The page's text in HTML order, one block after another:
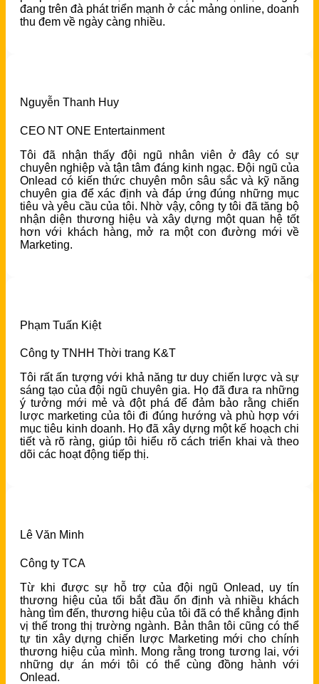
đang trên đà phát triển mạnh ở các mảng online, doanh
thu đem về ngày càng nhiều.
Nguyễn Thanh Huy
CEO NT ONE Entertainment
Tôi đã nhận thấy đội ngũ nhân viên ở đây có sự
chuyên nghiệp và tận tâm đáng kinh ngạc. Đội ngũ của
Onlead có kiến thức chuyên môn sâu sắc và kỹ năng
chuyên gia để xác định và đáp ứng đúng những mục
tiêu và yêu cầu của tôi. Nhờ vậy, công ty tôi đã tăng bộ
nhận diện thương hiệu và xây dựng một quan hệ tốt
hơn với khách hàng, mở ra một con đường mới về
Marketing.
Phạm Tuấn Kiệt
Công ty TNHH Thời trang K&T
Tôi rất ấn tượng với khả năng tư duy chiến lược và sự
sáng tạo của đội ngũ chuyên gia. Họ đã đưa ra những
ý tưởng mới mẻ và đột phá để đảm bảo rằng chiến
lược marketing của tôi đi đúng hướng và phù hợp với
mục tiêu kinh doanh. Họ đã xây dựng một kế hoạch chi
tiết và rõ ràng, giúp tôi hiểu rõ cách triển khai và theo
dõi các hoạt động tiếp thị.
Lê Văn Minh
Công ty TCA
Từ khi được sự hỗ trợ của đội ngũ Onlead, uy tín
thương hiệu của tối bắt đầu ổn định và nhiều khách
hàng tìm đến, thương hiệu của tôi đã có thể khẳng định
vị thế trong thị trường ngành. Bản thân tôi cũng có thể
tự tin xây dựng chiến lược Marketing mới cho chính
thương hiệu của mình. Mong rằng trong tương lai, với
những dự án mới tôi có thể cùng đồng hành với
Onlead.